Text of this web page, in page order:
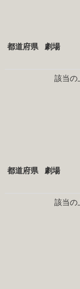
都道府県 劇場
該当の
都道府県 劇場
該当の